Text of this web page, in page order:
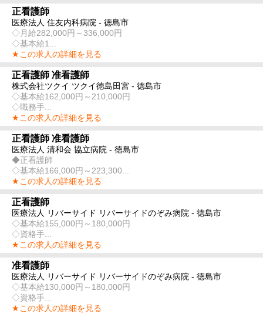
正看護師
医療法人 住友内科病院 - 徳島市
◇月給282,000円～336,000円
◇基本給1...
★この求人の詳細を見る
正看護師 准看護師
株式会社ツクイ ツクイ徳島田宮 - 徳島市
◇基本給162,000円～210,000円
◇職務手...
★この求人の詳細を見る
正看護師 准看護師
医療法人 清和会 協立病院 - 徳島市
◆正看護師
◇基本給166,000円～223,300...
★この求人の詳細を見る
正看護師
医療法人 リバーサイド リバーサイドのぞみ病院 - 徳島市
◇基本給155,000円～180,000円
◇資格手...
★この求人の詳細を見る
准看護師
医療法人 リバーサイド リバーサイドのぞみ病院 - 徳島市
◇基本給130,000円～180,000円
◇資格手...
★この求人の詳細を見る